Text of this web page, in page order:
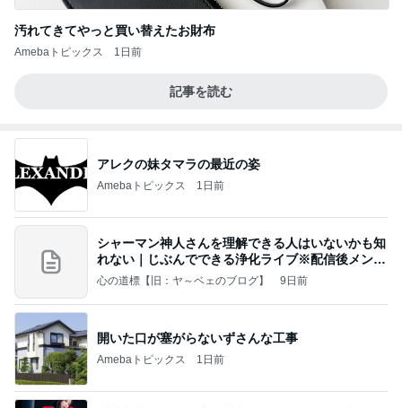
汚れてきてやっと買い替えたお財布
Amebaトピックス 1日前
記事を読む
アレクの妹タマラの最近の姿
Amebaトピックス 1日前
シャーマン神人さんを理解できる人はいないかも知
れない｜じぶんでできる浄化ライブ※配信後メンバ
ー限
心の道標【旧：ヤ～ベェのブログ】 9日前
開いた口が塞がらないずさんな工事
Amebaトピックス 1日前